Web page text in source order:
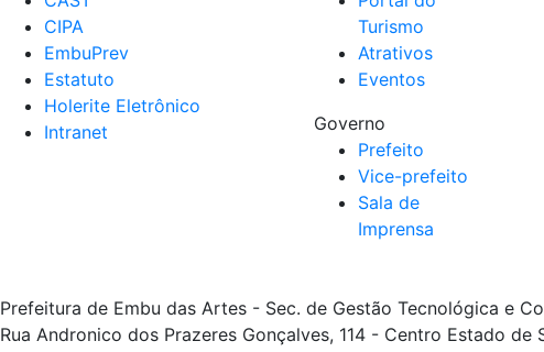
CIPA
EmbuPrev
Estatuto
Holerite Eletrônico
Intranet
Turismo
Atrativos
Eventos
Governo
Prefeito
Vice-prefeito
Sala de
Imprensa
Prefeitura de Embu das Artes - Sec. de Gestão Tecnológica e
Rua Andronico dos Prazeres Gonçalves, 114 - Centro Estado de